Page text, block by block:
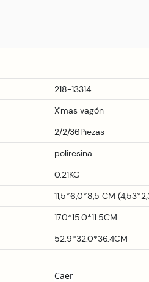
218-13314
X'mas vagón
2/2/36Piezas
poliresina
0.21KG
11,5*6,0*8,5 CM
17.0*15.0*11.5CM
52.9*32.0*36.4CM
Caer